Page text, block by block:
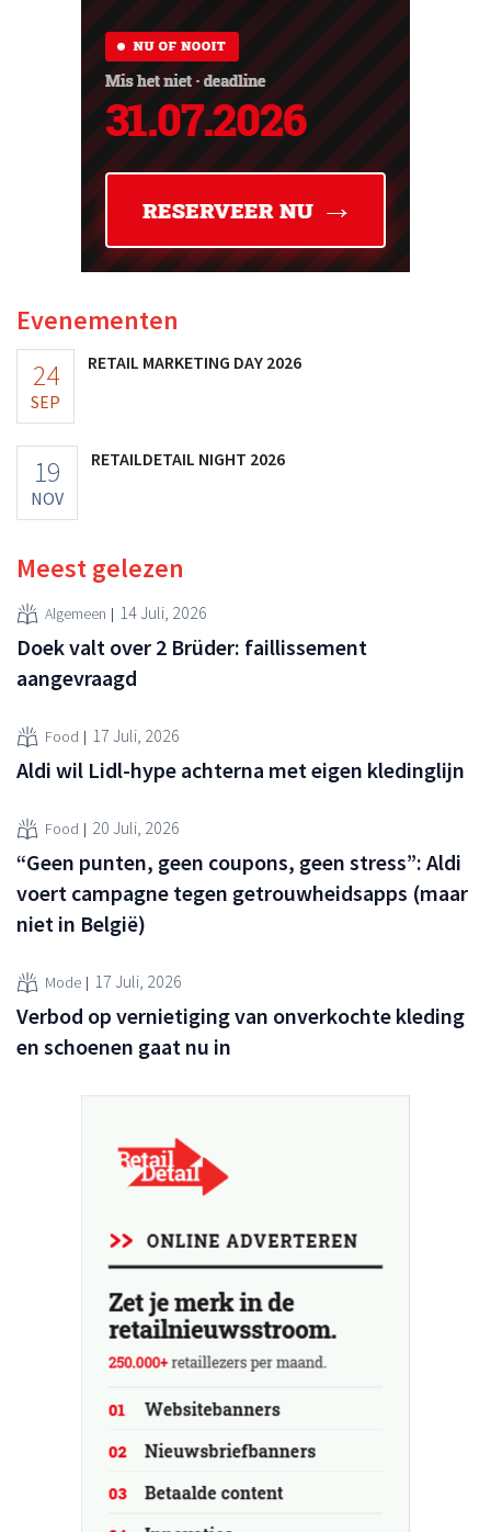
Evenementen
24
SEP
RETAIL MARKETING DAY 2026
19
NOV
RETAILDETAIL NIGHT 2026
Meest gelezen
Algemeen 14 Juli, 2026
Doek valt over 2 Brüder: faillissement
aangevraagd
Food 17 Juli, 2026
Aldi wil Lidl-hype achterna met eigen kledinglijn
Food 20 Juli, 2026
“Geen punten, geen coupons, geen stress”: Aldi
voert campagne tegen getrouwheidsapps (maar
niet in België)
Mode 17 Juli, 2026
Verbod op vernietiging van onverkochte kleding
en schoenen gaat nu in